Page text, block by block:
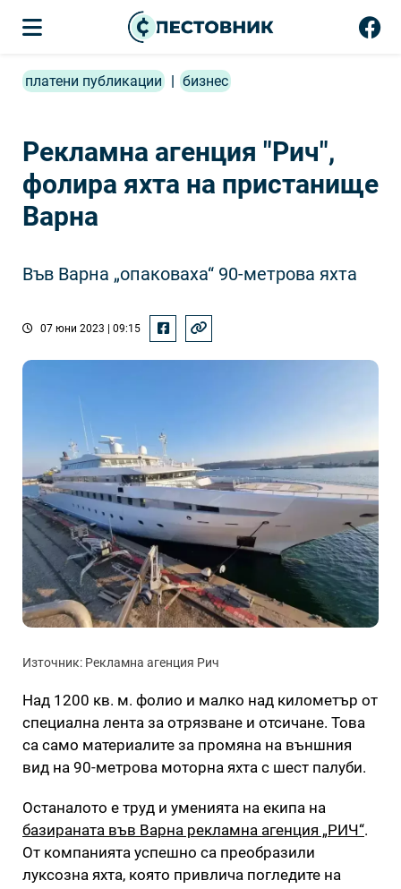
платени публикации | бизнес
Рекламна агенция "Рич",
фолира яхта на пристанище
Варна
Във Варна „опаковаха“ 90-метрова яхта
07 юни 2023 | 09:15
Източник: Рекламна агенция Рич
Над 1200 кв. м. фолио и малко над километър от
специална лента за отрязване и отсичане. Това
са само материалите за промяна на външния
вид на 90-метрова моторна яхта с шест палуби.
Останалото е труд и уменията на екипа на
базираната във Варна рекламна агенция „РИЧ“.
От компанията успешно са преобразили
луксозна яхта, която привлича погледите на